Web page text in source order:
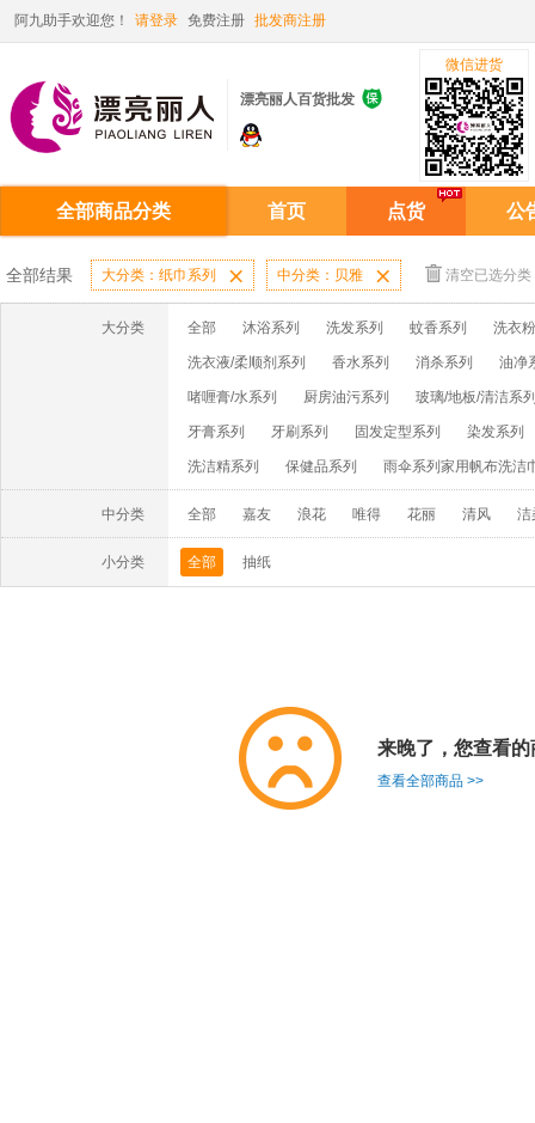
阿九助手欢迎您！ 请登录 免费注册 批发商注册
漂亮丽人百货批发 
微信进货
全部商品分类 首页 点货 公
全部结果 大分类：纸巾系列  中分类：贝雅  清空已选分类
大分类 全部 沐浴系列 洗发系列 蚊香系列 洗衣
洗衣液/柔顺剂系列 香水系列 消杀系列 油净
啫喱膏/水系列 厨房油污系列 玻璃/地板/清洁系
牙膏系列 牙刷系列 固发定型系列 染发系列
洗洁精系列 保健品系列 雨伞系列家用帆布洗洁
中分类 全部 嘉友 浪花 唯得 花丽 清风 洁
小分类 全部 抽纸
来晚了，您查看
查看全部商品 >>